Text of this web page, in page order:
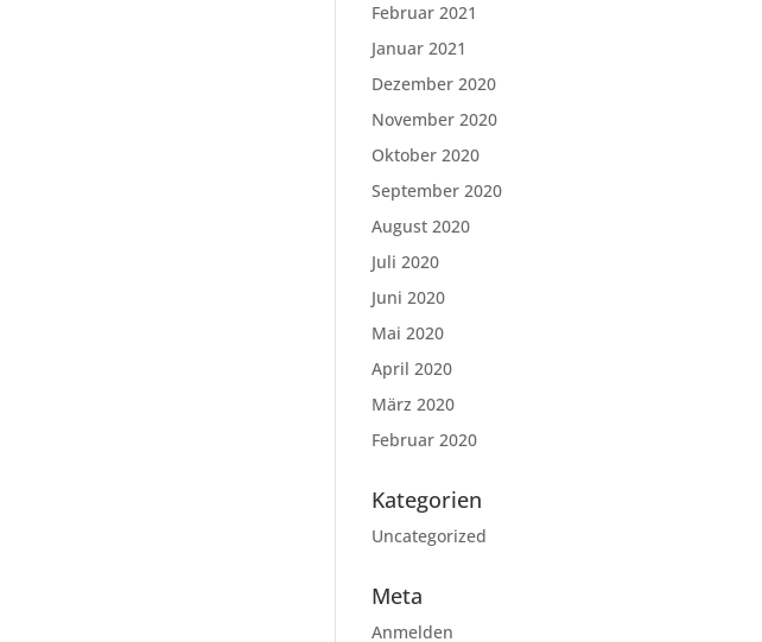
Februar 2021
Januar 2021
Dezember 2020
November 2020
Oktober 2020
September 2020
August 2020
Juli 2020
Juni 2020
Mai 2020
April 2020
März 2020
Februar 2020
Kategorien
Uncategorized
Meta
Anmelden